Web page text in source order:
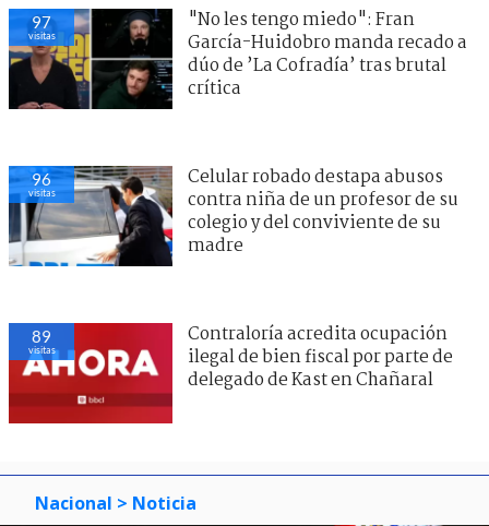
97
visitas
"No les tengo miedo": Fran
García-Huidobro manda recado a
dúo de ’La Cofradía’ tras brutal
crítica
96
visitas
Celular robado destapa abusos
contra niña de un profesor de su
colegio y del conviviente de su
madre
89
visitas
Contraloría acredita ocupación
ilegal de bien fiscal por parte de
delegado de Kast en Chañaral
Nacional > Noticia